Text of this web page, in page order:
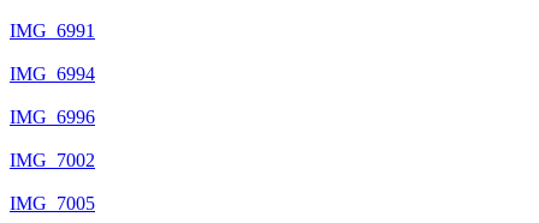
IMG_6991
IMG_6994
IMG_6996
IMG_7002
IMG_7005